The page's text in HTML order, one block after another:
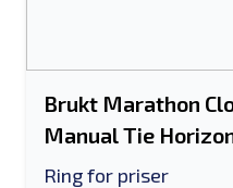
Brukt Marathon
Manual Tie
Ring for priser